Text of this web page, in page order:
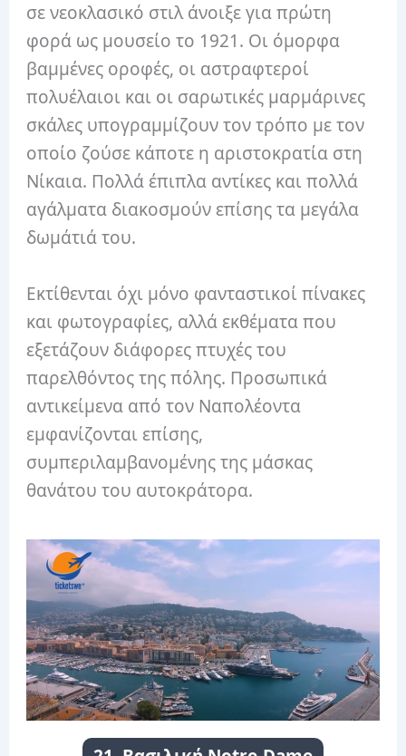
σε νεοκλασικό στιλ άνοιξε για πρώτη
φορά ως μουσείο το 1921. Οι όμορφα
βαμμένες οροφές, οι αστραφτεροί
πολυέλαιοι και οι σαρωτικές μαρμάρινες
σκάλες υπογραμμίζουν τον τρόπο με τον
οποίο ζούσε κάποτε η αριστοκρατία στη
Νίκαια. Πολλά έπιπλα αντίκες και πολλά
αγάλματα διακοσμούν επίσης τα μεγάλα
δωμάτιά του.
Εκτίθενται όχι μόνο φανταστικοί πίνακες
και φωτογραφίες, αλλά εκθέματα που
εξετάζουν διάφορες πτυχές του
παρελθόντος της πόλης. Προσωπικά
αντικείμενα από τον Ναπολέοντα
εμφανίζονται επίσης,
συμπεριλαμβανομένης της μάσκας
θανάτου του αυτοκράτορα.